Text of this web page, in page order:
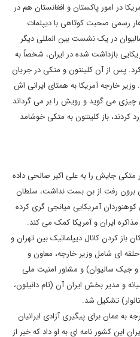
در امور پاکستان و افغانستان هم در
رسمی صحبت کوتاهی با دیپلمات
در تابستان ۲۰۱۰ جیک سالیوان در یک نشست بین المللی دیگر
بازداشت شده در ایران، شخصاً به
پس از آن کلینتون و متکی در جریان
خارجه آمریکا به همتای ایرانی اش
می گوید و رویش را بر می گرداند.
کردند، باز کلینتون به متکی خوشامد
منوچهر متکی جایش را به علی اکبر صالحی داده
برون رفت از بن بست نداشت، سلطان
آمریکایی میانجی گری کرده
مذاکره ایران و آمریکا کمک می کند.
باز کردن کانال دیپلماتیک بین تهران و
ای شامل وزیر خارجه، معاون و
و جیک سالیوان) و مشاور امنیت ملی
و مدیر بخش ایران آن (تام دانیلون،
تشکیل شد.
عمان برای پیگیری آزادی ایرانیان
این کشور نامه ای به او داد که خبر از